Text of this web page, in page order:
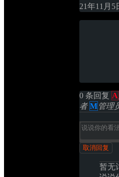
21年11月5
0 条回复 A
者 M 管理
取消回复
暂无